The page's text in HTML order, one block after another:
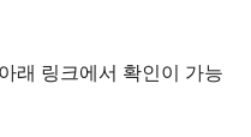
래 링크에서 확인이 가능